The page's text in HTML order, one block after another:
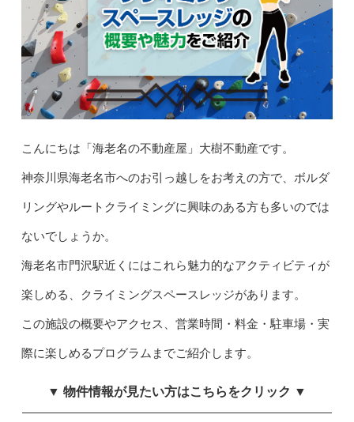
こんにちは「海老名の不動産屋」大樹不動産です。
神奈川県海老名市へのお引っ越しをお考えの方で、ボルダ
リングやルートクライミングに興味のある方も多いのでは
ないでしょうか。
海老名市門沢駅近くにはこれら魅力的なアクティビティが
楽しめる、クライミングスペースレッジがあります。
この施設の概要やアクセス、営業時間・料金・駐車場・実
際に楽しめるプログラムまでご紹介します。
▼ 物件情報が見たい方はこちらをクリック ▼